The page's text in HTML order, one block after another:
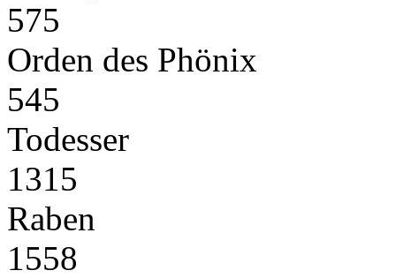
575
Orden des Phönix
545
Todesser
1315
Raben
1558